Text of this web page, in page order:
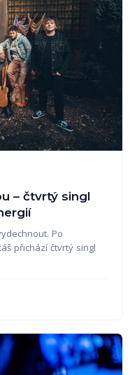
– čtvrtý singl
Po
přichází čtvrtý singl